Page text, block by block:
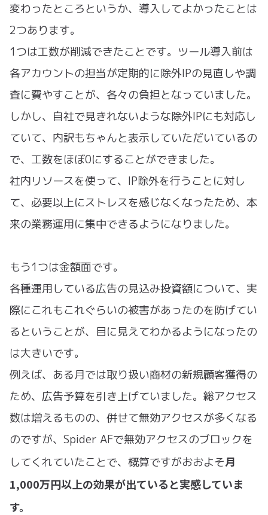
変わったところというか、導入してよかったことは
2つあります。
1つは工数が削減できたことです。ツール導入前は
各アカウントの担当が定期的に除外IPの見直しや調
査に費やすことが、各々の負担となっていました。
しかし、自社で見きれないような除外IPにも対応し
ていて、内訳もちゃんと表示していただいているの
で、工数をほぼ0にすることができました。
社内リソースを使って、IP除外を行うことに対し
て、必要以上にストレスを感じなくなったため、本
来の業務運用に集中できるようになりました。
もう1つは金額面です。
各種運用している広告の見込み投資額について、実
際にこれもこれぐらいの被害があったのを防げてい
るということが、目に見えてわかるようになったの
は大きいです。
例えば、ある月では取り扱い商材の新規顧客獲得の
ため、広告予算を引き上げていました。総アクセス
数は増えるものの、併せて無効アクセスが多くなる
のですが、Spider AFで無効アクセスのブロックを
してくれていたことで、概算ですがおおよそ月
1,000万円以上の効果が出ていると実感していま
す。